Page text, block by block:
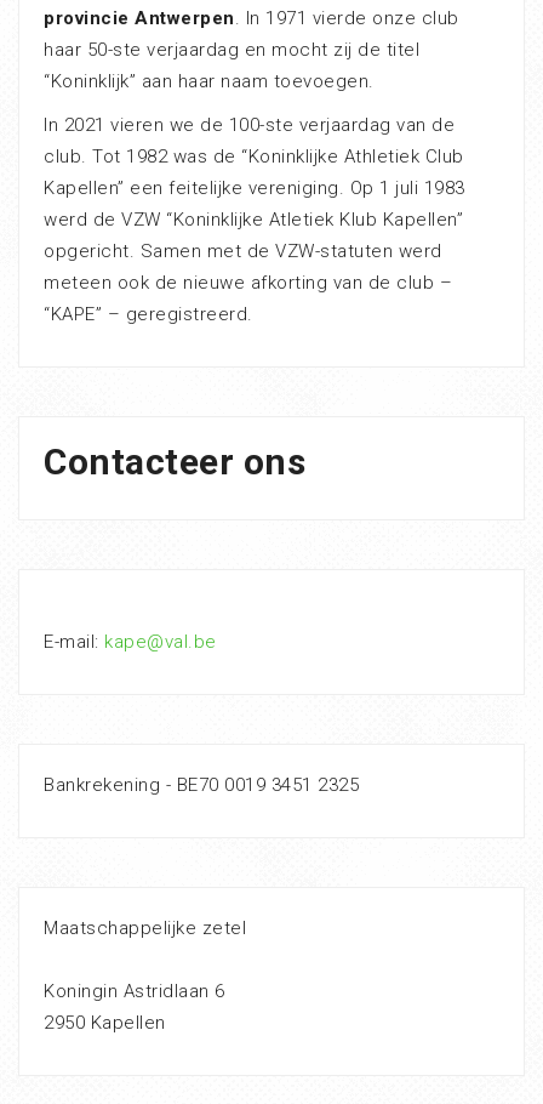
provincie Antwerpen. In 1971 vierde onze club
haar 50-ste verjaardag en mocht zij de titel
“Koninklijk” aan haar naam toevoegen.
In 2021 vieren we de 100-ste verjaardag van de
club. Tot 1982 was de “Koninklijke Athletiek Club
Kapellen” een feitelijke vereniging. Op 1 juli 1983
werd de VZW “Koninklijke Atletiek Klub Kapellen”
opgericht. Samen met de VZW-statuten werd
meteen ook de nieuwe afkorting van de club –
“KAPE” – geregistreerd.
Contacteer ons
E-mail: kape@val.be
Bankrekening - BE70 0019 3451 2325
Maatschappelijke zetel
Koningin Astridlaan 6
2950 Kapellen